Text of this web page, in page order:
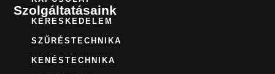
Szolgáltatásaink
KERESKEDELEM
SZŰRÉSTECHNIKA
KENÉSTECHNIKA